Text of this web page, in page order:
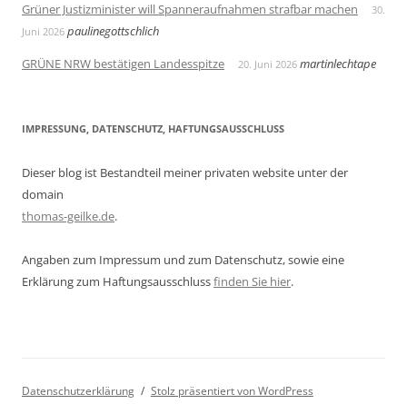
Grüner Justizminister will Spanneraufnahmen strafbar machen
30.
Juni 2026 paulinegottschlich
GRÜNE NRW bestätigen Landesspitze
20. Juni 2026 martinlechtape
IMPRESSUNG, DATENSCHUTZ, HAFTUNGSAUSSCHLUSS
Dieser blog ist Bestandteil meiner privaten website unter der
domain
thomas-geilke.de.
Angaben zum Impressum und zum Datenschutz, sowie eine
Erklärung zum Haftungsausschlussfinden Sie hier.
Datenschutzerklärung Stolz präsentiert von WordPress